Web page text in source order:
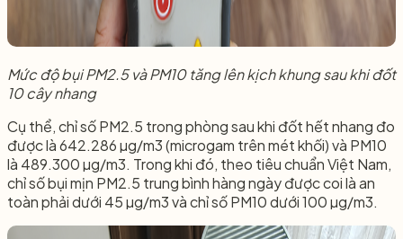
Mức độ bụi PM2.5 và PM10 tăng lên kịch khung sau khi đốt
10 cây nhang
Cụ thể, chỉ số PM2.5 trong phòng sau khi đốt hết nhang đo
được là 642.286 µg/m3 (microgam trên mét khối) và PM10
là 489.300 µg/m3. Trong khi đó, theo tiêu chuẩn Việt Nam,
chỉ số bụi mịn PM2.5 trung bình hàng ngày được coi là an
toàn phải dưới 45 µg/m3 và chỉ số PM10 dưới 100 µg/m3.